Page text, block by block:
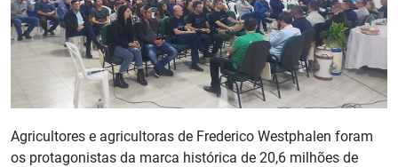
Agricultores e agricultoras de Frederico Westphalen foram
os protagonistas da marca histórica de 20,6 milhões de